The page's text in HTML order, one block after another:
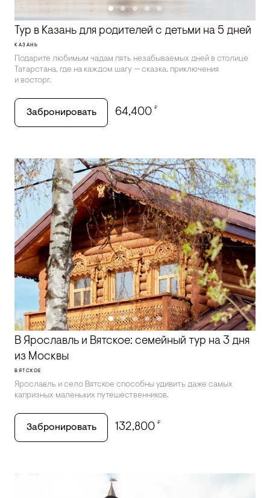
Тур в Казань для родителей с детьми на 5 дней
КАЗАНЬ
Подарите любимым чадам пять незабываемых дней в столице
Татарстана, где на каждом шагу — сказка, приключения
и восторг.
Забронировать 64,400 ₽
В Ярославль и Вятское: семейный тур на 3 дня
из Москвы
ВЯТСКОЕ
Ярославль и село Вятское способны удивить даже самых
капризных маленьких путешественников.
Забронировать 132,800 ₽